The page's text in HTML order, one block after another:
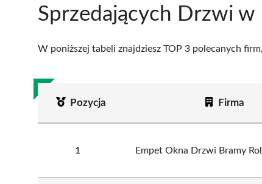
Sprzedających Drzwi w
W poniższej tabeli znajdziesz TOP 3 polecanych
Pozycja Firma
1 Empet Okna Drzwi Bramy